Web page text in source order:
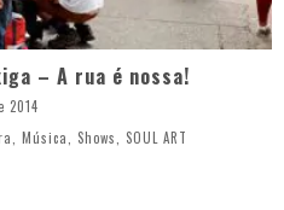
– A rua é nossa!
2014
, Música, Shows, SOUL ART